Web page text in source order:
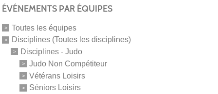
ÉVÉNEMENTS PAR ÉQUIPES
Toutes les équipes
Disciplines (Toutes les disciplines)
Disciplines - Judo
Judo Non Compétiteur
Vétérans Loisirs
Séniors Loisirs